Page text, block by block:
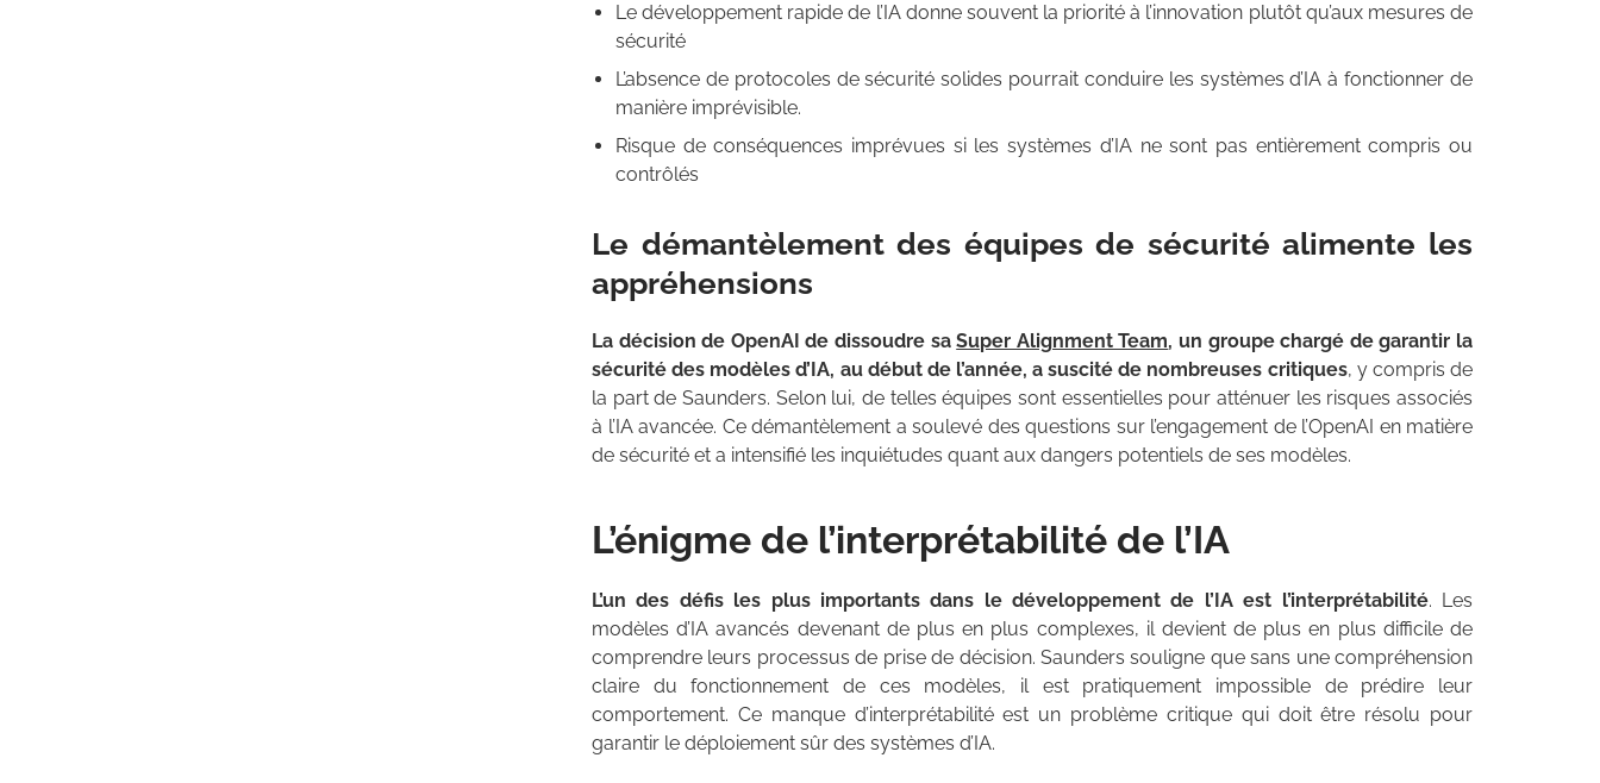
Le développement rapide de l’IA donne souvent la priorité à l’innovation plutôt qu’aux mesures de
sécurité
L’absence de protocoles de sécurité solides pourrait conduire les systèmes d’IA à fonctionner de
manière imprévisible.
Risque de conséquences imprévues si les systèmes d’IA ne sont pas entièrement compris ou
contrôlés
Le démantèlement des équipes de sécurité alimente les
appréhensions
La décision de OpenAI de dissoudre saSuper Alignment Team, un groupe chargé de garantir la
sécurité des modèles d’IA, au début de l’année, a suscité de nombreuses critiques, y compris de
la part de Saunders. Selon lui, de telles équipes sont essentielles pour atténuer les risques associés
à l’IA avancée. Ce démantèlement a soulevé des questions sur l’engagement de l’OpenAI en matière
de sécurité et a intensifié les inquiétudes quant aux dangers potentiels de ses modèles.
L’énigme de l’interprétabilité de l’IA
L’un des défis les plus importants dans le développement de l’IA est l’interprétabilité. Les
modèles d’IA avancés devenant de plus en plus complexes, il devient de plus en plus difficile de
comprendre leurs processus de prise de décision. Saunders souligne que sans une compréhension
claire du fonctionnement de ces modèles, il est pratiquement impossible de prédire leur
comportement. Ce manque d’interprétabilité est un problème critique qui doit être résolu pour
garantir le déploiement sûr des systèmes d’IA.